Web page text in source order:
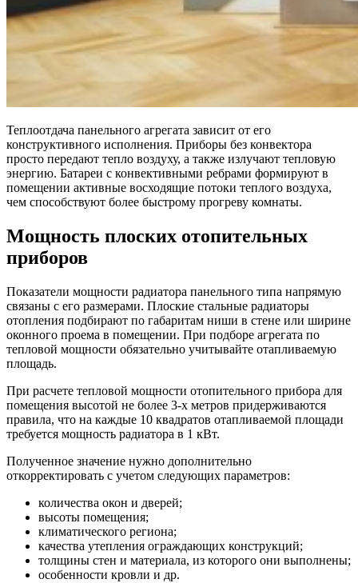
Теплоотдача панельного агрегата зависит от его
конструктивного исполнения. Приборы без конвектора
просто передают тепло воздуху, а также излучают тепловую
энергию. Батареи с конвективными ребрами формируют в
помещении активные восходящие потоки теплого воздуха,
чем способствуют более быстрому прогреву комнаты.
Мощность плоских отопительных
приборов
Показатели мощности радиатора панельного типа напрямую
связаны с его размерами. Плоские стальные радиаторы
отопления подбирают по габаритам ниши в стене или ширине
оконного проема в помещении. При подборе агрегата по
тепловой мощности обязательно учитывайте отапливаемую
площадь.
При расчете тепловой мощности отопительного прибора для
помещения высотой не более 3-х метров придерживаются
правила, что на каждые 10 квадратов отапливаемой площади
требуется мощность радиатора в 1 кВт.
Полученное значение нужно дополнительно
откорректировать с учетом следующих параметров:
количества окон и дверей;
высоты помещения;
климатического региона;
качества утепления ограждающих конструкций;
толщины стен и материала, из которого они выполнены;
особенности кровли и др.